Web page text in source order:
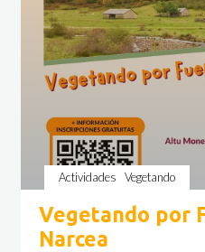
Actividades Vegetando
Vegetando por
Narcea